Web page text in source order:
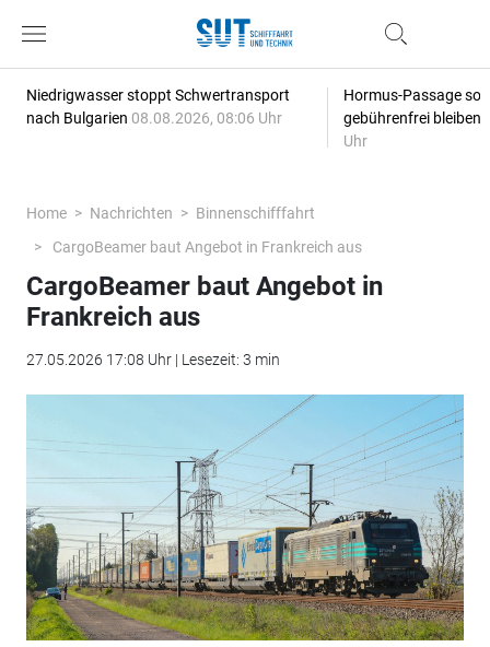
Niedrigwasser stoppt Schwertransport
nach Bulgarien 08.08.2026, 08:06 Uhr
Hormus-Passage
gebührenfrei bleiben
Uhr
Home Nachrichten
Binnenschifffahrt
CargoBeamer baut Angebot in Frankreich aus
CargoBeamer baut Angebot in
Frankreich aus
27.05.2026 17:08 Uhr | Lesezeit: 3 min